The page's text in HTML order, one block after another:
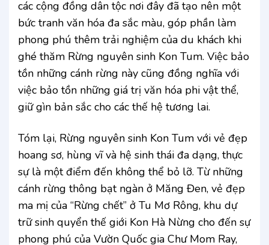
các cộng đồng dân tộc nơi đây đã tạo nên một
bức tranh văn hóa đa sắc màu, góp phần làm
phong phú thêm trải nghiệm của du khách khi
ghé thăm Rừng nguyên sinh Kon Tum. Việc bảo
tồn những cánh rừng này cũng đồng nghĩa với
việc bảo tồn những giá trị văn hóa phi vật thể,
giữ gìn bản sắc cho các thế hệ tương lai.
Tóm lại, Rừng nguyên sinh Kon Tum với vẻ đẹp
hoang sơ, hùng vĩ và hệ sinh thái đa dạng, thực
sự là một điểm đến không thể bỏ lỡ. Từ những
cánh rừng thông bạt ngàn ở Măng Đen, vẻ đẹp
ma mị của “Rừng chết” ở Tu Mơ Rông, khu dự
trữ sinh quyển thế giới Kon Hà Nừng cho đến sự
phong phú của Vườn Quốc gia Chư Mom Ray,